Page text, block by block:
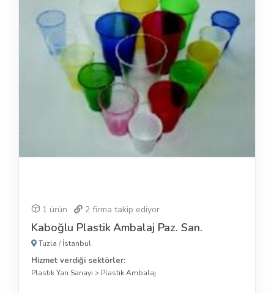
1 ürün 2 firma takip ediyor
Kaboğlu Plastik Ambalaj Paz. San.
Tuzla /İstanbul
Hizmet verdiği sektörler:
Plastik Yan Sanayi > Plastik Ambalaj